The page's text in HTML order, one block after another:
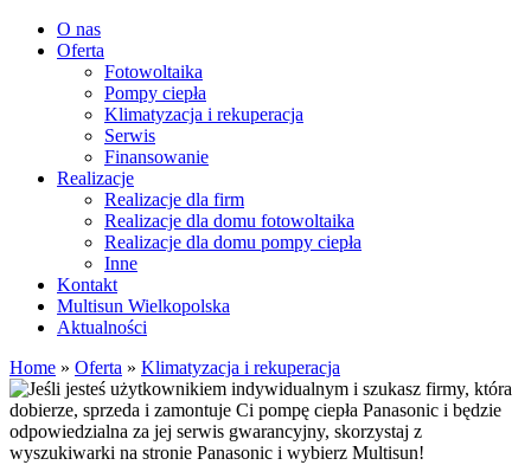
O nas
Oferta
Fotowoltaika
Pompy ciepła
Klimatyzacja i rekuperacja
Serwis
Finansowanie
Realizacje
Realizacje dla firm
Realizacje dla domu fotowoltaika
Realizacje dla domu pompy ciepła
Inne
Kontakt
Multisun Wielkopolska
Aktualności
Home » Oferta » Klimatyzacja i rekuperacja